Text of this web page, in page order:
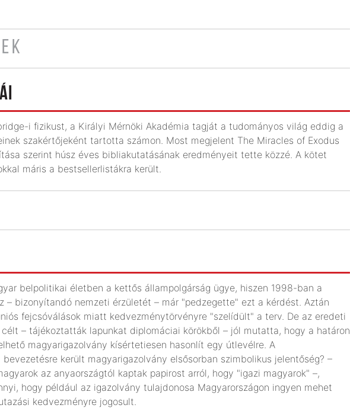
i fizikust, a Királyi Mérnöki Akadémia tagját a tudományos világ eddig a
szakértőjeként tartotta számon. Most megjelent The Miracles of Exodus
szerint húsz éves bibliakutatásának eredményeit tette közzé. A kötet
máris a bestsellerlistákra került.
belpolitikai életben a kettős állampolgárság ügye, hiszen 1998-ban a
– bizonyítandó nemzeti érzületét – már "pedzegette" ezt a kérdést. Aztán
fejcsóválások miatt kedvezménytörvényre "szelídült" a terv. De az eredeti
– tájékoztatták lapunkat diplomáciai körökből – jól mutatta, hogy a határon
magyarigazolvány kísértetiesen hasonlít egy útlevélre. A
került magyarigazolvány elsősorban szimbolikus jelentőség? –
az anyaországtól kaptak papirost arról, hogy "igazi magyarok" –,
hogy például az igazolvány tulajdonosa Magyarországon ingyen mehet
kedvezményre jogosult.